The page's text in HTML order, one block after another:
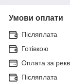
Умови оплати
Післяплата
Готівкою
Оплата за
Післяплата